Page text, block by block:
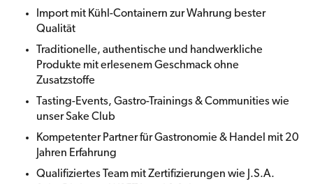
Import mit Kühl-Containern zur Wahrung bester
Qualität
Traditionelle, authentische und handwerkliche
Produkte mit erlesenem Geschmack ohne
Zusatzstoffe
Tasting-Events, Gastro-Trainings & Communities wie
unser Sake Club
Kompetenter Partner für Gastronomie & Handel mit 20
Jahren Erfahrung
Qualifiziertes Team mit Zertifizierungen wie J.S.A.